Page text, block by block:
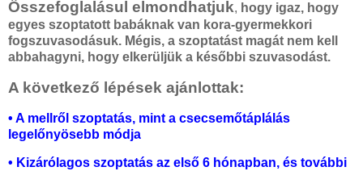
Összefoglalásul elmondhatjuk, hogy igaz, hogy
egyes szoptatott babáknak van kora-gyermekkori
fogszuvasodásuk. Mégis, a szoptatást magát nem kell
abbahagyni, hogy elkerüljük a későbbi szuvasodást.
A következő lépések ajánlottak:
• A mellről szoptatás, mint a csecsemőtáplálás
legelőnyösebb módja
• Kizárólagos szoptatás az első 6 hónapban, és további